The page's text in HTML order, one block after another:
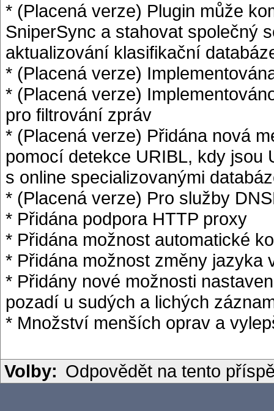
* (Placená verze) Plugin může
SniperSync a stahovat společný
aktualizování klasifikační
* (Placená verze)
* (Placená verze)
pro filtrování zpráv
* (Placená verze) Přidána nová
pomocí detekce URIBL, kdy jsou
s online specializovanými
* (Placená verze) Pro služby
* Přidána podpora HTTP proxy
* Přidána možnost automatické
* Přidána možnost změny jazyka
* Přidány nové možnosti
pozadí u sudých a lichých
* Množství menších oprav a
Volby: Odpovědět na tento